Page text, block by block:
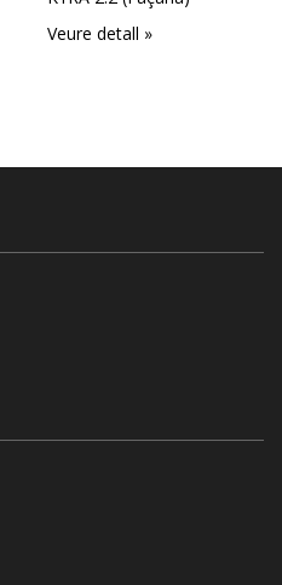
Veure detall »